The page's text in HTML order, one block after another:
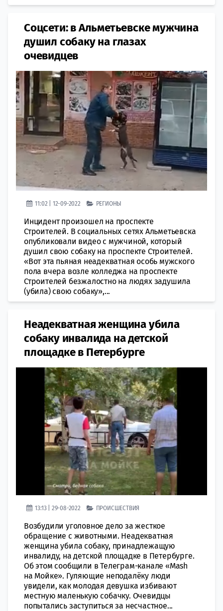
Соцсети: в Альметьевске мужчина
душил собаку на глазах
очевидцев
11:02 | 12-09-2022 РЕГИОНЫ
Инцидент произошел на проспекте
Строителей. В социальных сетях Альметьевска
опубликовали видео с мужчиной, который
душил свою собаку на проспекте Строителей.
«Вот эта пьяная неадекватная особь мужского
пола вчера возле колледжа на проспекте
Строителей безжалостно на людях задушила
(убила) свою собаку»,...
​Неадекватная женщина убила
собаку инвалида на детской
площадке в Петербурге
13:13 | 29-08-2022 ПРОИСШЕСТВИЯ
Возбудили уголовное дело за жесткое
обращение с животными. Неадекватная
женщина убила собаку, принадлежащую
инвалиду, на детской площадке в Петербурге.
Об этом сообщили в Телеграм-канале «Mash
на Мойке». Гуляющие неподалёку люди
увидели, как молодая девушка избивают
местную маленькую собачку. Очевидцы
попытались заступиться за несчастное...